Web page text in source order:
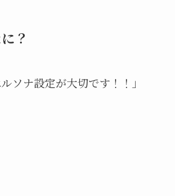
？
ソナ設定が大切です！！」